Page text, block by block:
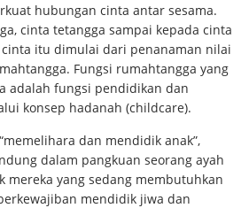
hubungan cinta antar sesama.
cinta tetangga sampai kepada cinta
cinta itu dimulai dari penanaman nilai
Fungsi rumahtangga yang
adalah fungsi pendidikan dan
konsep hadanah (childcare).
dan mendidik anak”,
dalam pangkuan seorang ayah
mereka yang sedang membutuhkan
mendidik jiwa dan